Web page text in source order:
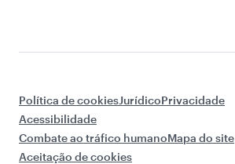
Política de cookiesJurídicoPrivacidade
Acessibilidade
Combate ao tráfico humanoMapa do site
Aceitação de cookies